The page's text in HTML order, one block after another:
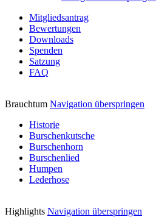
Mitgliedsantrag
Bewertungen
Downloads
Spenden
Satzung
FAQ
Brauchtum Navigation überspringen
Historie
Burschenkutsche
Burschenhorn
Burschenlied
Humpen
Lederhose
Highlights Navigation überspringen